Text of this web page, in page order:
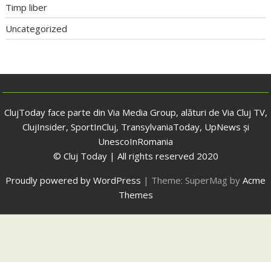
Timp liber
Uncategorized
ClujToday face parte din Via Media Group, alături de Via Cluj TV,
ClujInsider, SportInCluj, TransylvaniaToday, UpNews și
UnescoInRomania
© Cluj Today | All rights reserved 2020
Proudly powered by WordPress | Theme: SuperMag by Acme
Themes